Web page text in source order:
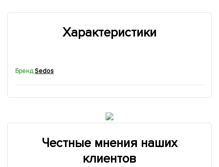
Характеристики
БрендSedos
Честные мнения наших
клиентов